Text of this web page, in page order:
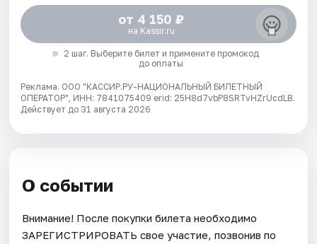
от 4 150 ₽
на Kassir.ru
2 шаг. Выберите билет и примените промокод
до оплаты
Реклама. ООО "КАССИР.РУ-НАЦИОНАЛЬНЫЙ БИЛЕТНЫЙ
ОПЕРАТОР", ИНН: 7841075409 erid: 25H8d7vbP8SRTvHZrUcdLB.
Действует до 31 августа 2026
О событии
Внимание! После покупки билета необходимо
ЗАРЕГИСТРИРОВАТЬ свое участие, позвонив по